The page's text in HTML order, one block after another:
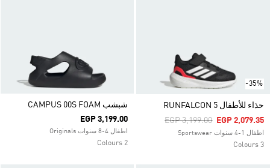
-35%
حذاء للأطفال RUNFALCON 5
Price Reduced From
EGP 3,199.00ToEGP 2,079.35
اطفال 1-4 سنوات Sportswear
3 Colours
شبشب CAMPUS 00S FOAM
EGP 3,199.00
اطفال 4-8 سنوات Originals
2 Colours